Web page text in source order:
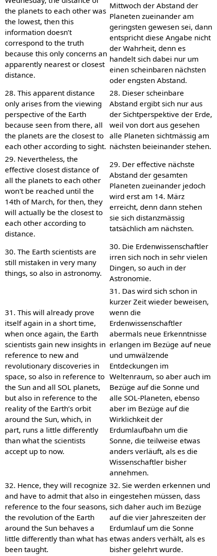
the planets to each other was
the lowest, then this
information doesn’t
correspond to the truth
because this only concerns an
apparently nearest or closest
distance.
Mittwoch der Abstand der
Planeten zueinander am
geringsten gewesen sei, dann
entspricht diese Angabe nicht
der Wahrheit, denn es
handelt sich dabei nur um
einen scheinbaren nächsten
oder engsten Abstand.
28. This apparent distance
only arises from the viewing
perspective of the Earth
because seen from there, all
the planets are the closest to
each other according to sight.
28. Dieser scheinbare
Abstand ergibt sich nur aus
der Sichtperspektive der Erde,
weil von dort aus gesehen
alle Planeten sichtmässig am
nächsten beieinander stehen.
29. Nevertheless, the
effective closest distance of
all the planets to each other
won't be reached until the
14th of March, for then, they
will actually be the closest to
each other according to
distance.
29. Der effective nächste
Abstand der gesamten
Planeten zueinander jedoch
wird erst am 14. März
erreicht, denn dann stehen
sie sich distanzmässig
tatsächlich am nächsten.
30. The Earth scientists are
still mistaken in very many
things, so also in astronomy.
30. Die Erdenwissenschaftler
irren sich noch in sehr vielen
Dingen, so auch in der
Astronomie.
31. This will already prove
itself again in a short time,
when once again, the Earth
scientists gain new insights in
reference to new and
revolutionary discoveries in
space, so also in reference to
the Sun and all SOL planets,
but also in reference to the
reality of the Earth’s orbit
around the Sun, which, in
part, runs a little differently
than what the scientists
accept up to now.
31. Das wird sich schon in
kurzer Zeit wieder beweisen,
wenn die
Erdenwissenschaftler
abermals neue Erkenntnisse
erlangen im Bezüge auf neue
und umwälzende
Entdeckungen im
Weltenraum, so aber auch im
Bezüge auf die Sonne und
alle SOL-Planeten, ebenso
aber im Bezüge auf die
Wirklichkeit der
Erdumlaufbahn um die
Sonne, die teilweise etwas
anders verläuft, als es die
Wissenschaftler bisher
annehmen.
32. Hence, they will recognize
and have to admit that also in
reference to the four seasons,
the revolution of the Earth
around the Sun behaves a
little differently than what has
been taught.
32. Sie werden erkennen und
eingestehen müssen, dass
sich daher auch im Bezüge
auf die vier Jahreszeiten der
Erdumlauf um die Sonne
etwas anders verhält, als es
bisher gelehrt wurde.